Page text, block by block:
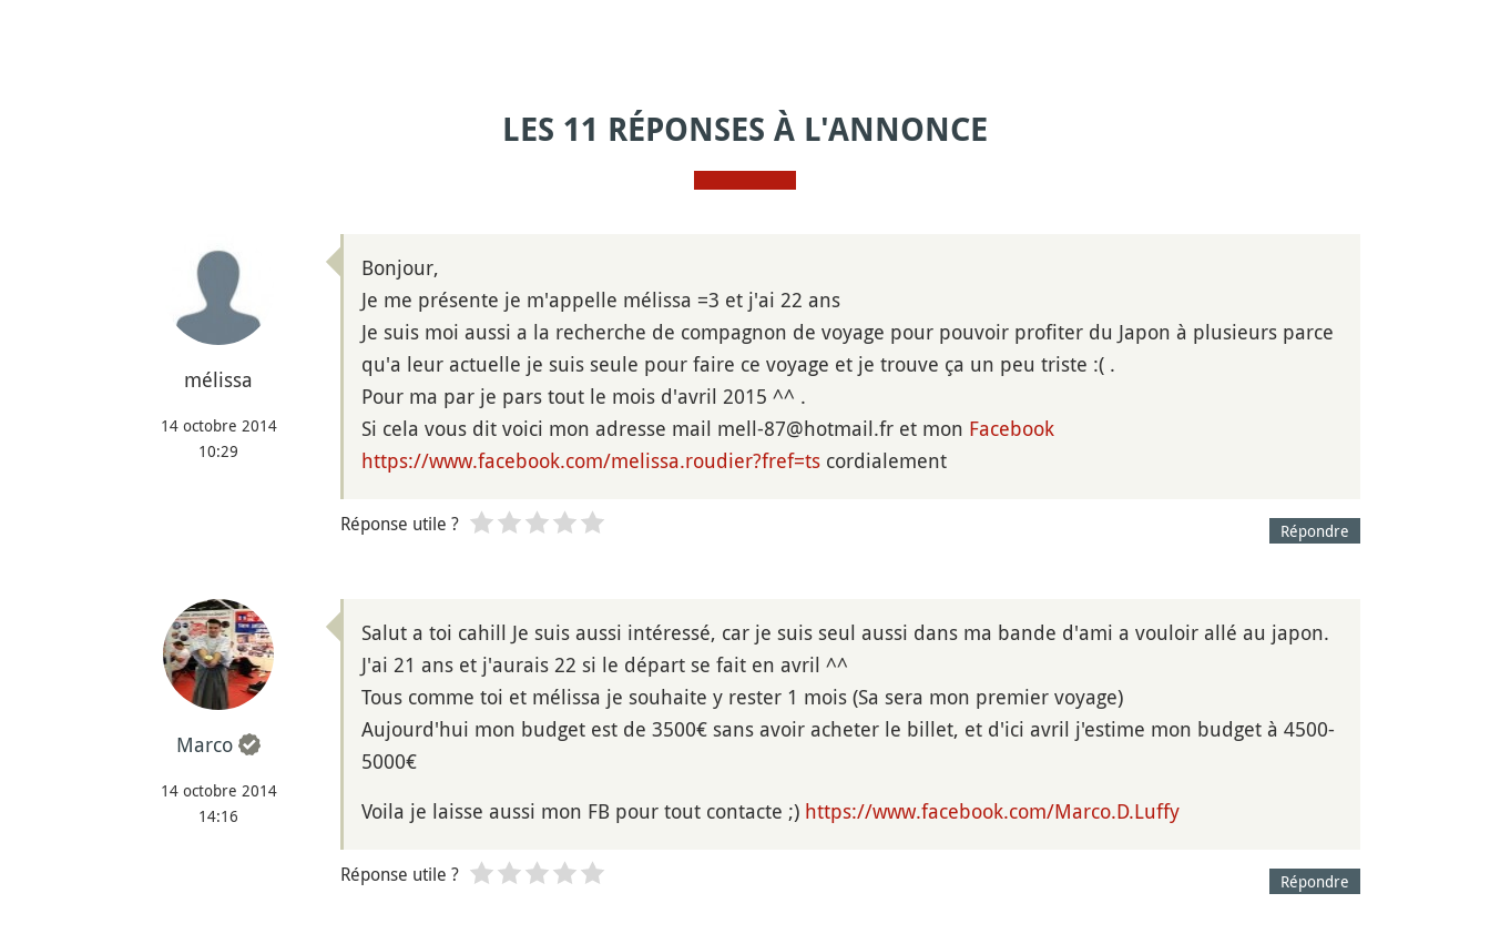
LES 11 RÉPONSES À L'ANNONCE
mélissa
14 octobre 2014
10:29
Bonjour,
Je me présente je m'appelle mélissa =3 et j'ai 22 ans
Je suis moi aussi a la recherche de compagnon de voyage pour pouvoir profiter du Japon à plusieurs parce
qu'a leur actuelle je suis seule pour faire ce voyage et je trouve ça un peu triste :( .
Pour ma par je pars tout le mois d'avril 2015 ^^ .
Si cela vous dit voici mon adresse mail mell-87@hotmail.fr et mon Facebook
https://www.facebook.com/melissa.roudier?fref=ts cordialement
Répondre
Réponse utile ?
Marco
14 octobre 2014
14:16
Salut a toi cahill Je suis aussi intéressé, car je suis seul aussi dans ma bande d'ami a vouloir allé au japon.
J'ai 21 ans et j'aurais 22 si le départ se fait en avril ^^
Tous comme toi et mélissa je souhaite y rester 1 mois (Sa sera mon premier voyage)
Aujourd'hui mon budget est de 3500€ sans avoir acheter le billet, et d'ici avril j'estime mon budget à 4500-
5000€
Voila je laisse aussi mon FB pour tout contacte ;) https://www.facebook.com/Marco.D.Luffy
Répondre
Réponse utile ?